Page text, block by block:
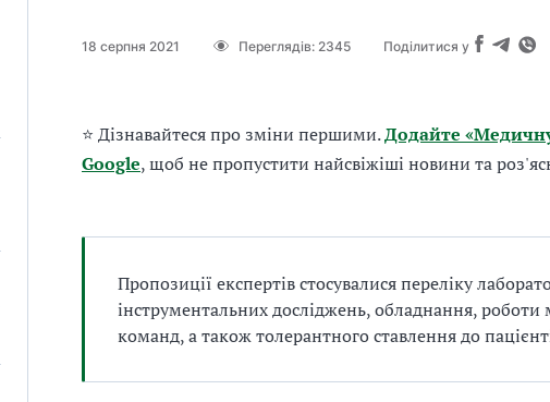
18 серпня 2021 Переглядів: 2345 Поділитися у
⭐ Дізнавайтеся про зміни першими.Додайте
Google, щоб не пропустити найсвіжіші новини та
Пропозиції експертів стосувалися переліку
інструментальних досліджень, обладнання,
команд, а також толерантного ставлення до